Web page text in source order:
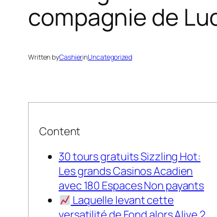
compagnie de
Written byCashierinUncategorized
Content
30 tours gratuits Sizzling Hot:
Les grands Casinos Acadien
avec 180 Espaces Non payants
Laquelle levant cette